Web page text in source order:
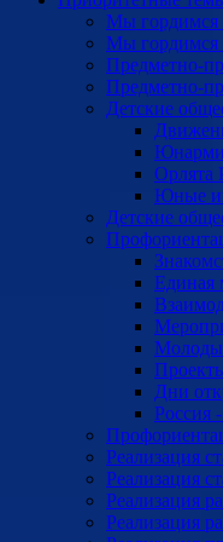
Мы гордимся
Мы гордимся
Предметно-
Предметно-
Детские
Орлята
Юные
Детские
Единая
Дни
Россия
Реализация
Реализация
Реализация
Реализация